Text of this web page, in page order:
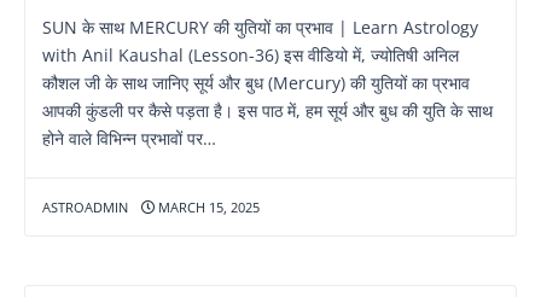
SUN के साथ MERCURY की युतियों का प्रभाव | Learn Astrology
with Anil Kaushal (Lesson-36) इस वीडियो में, ज्योतिषी अनिल
कौशल जी के साथ जानिए सूर्य और बुध (Mercury) की युतियों का प्रभाव
आपकी कुंडली पर कैसे पड़ता है। इस पाठ में, हम सूर्य और बुध की युति के साथ
होने वाले विभिन्न प्रभावों पर…
ASTROADMIN MARCH 15, 2025